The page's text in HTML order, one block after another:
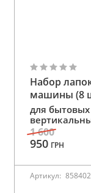
Набор
машины (8
для
1 600
950 ГРН
Артикул: